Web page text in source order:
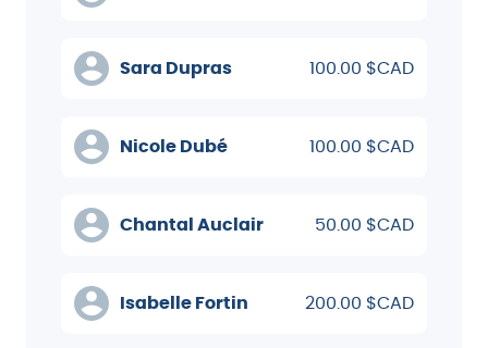
Sara Dupras 100.00 $CAD
Nicole Dubé 100.00 $CAD
Chantal Auclair 50.00 $CAD
Isabelle Fortin 200.00 $CAD